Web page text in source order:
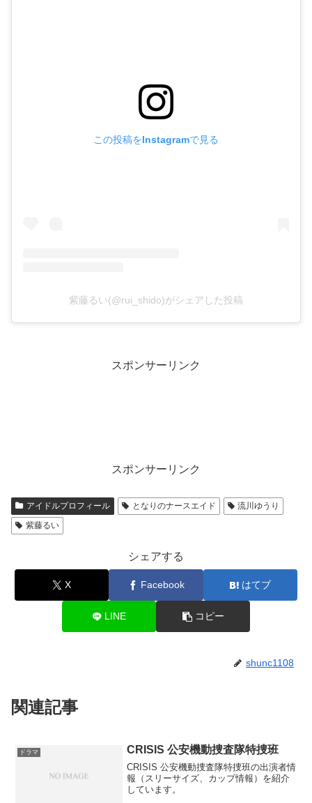
この投稿をInstagramで見る
紫藤るい(@rui_shido)がシェアした投稿
スポンサーリンク
スポンサーリンク
アイドルプロフィール となりのナースエイド
流川ゆうり
紫藤るい
シェアする
X Facebook はてブ
LINE コピー
shunc1108
関連記事
ドラマ CRISIS 公安機動捜査隊特捜班
CRISIS 公安機動捜査隊特捜班の出演者情
報（スリーサイズ、カップ情報）を紹介
しています。